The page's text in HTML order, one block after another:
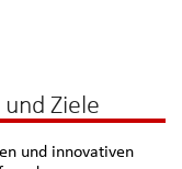
Ziele
und innovativen